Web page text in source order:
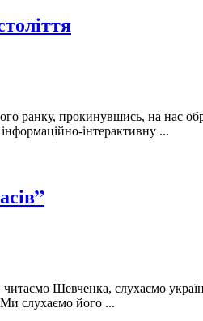
ранку, прокинувшись, на нас
інтерактивну ...
Шевченка, слухаємо
слухаємо його ...